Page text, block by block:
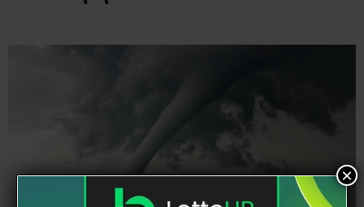
“จะได้โชคลาภจากที่ทำงาน การทำงานถือว่าอยู่ในช่วงรุ่งเรือง
×